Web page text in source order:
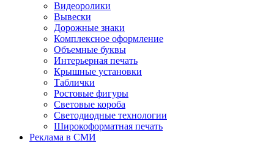
Видеоролики
Вывески
Дорожные знаки
Комплексное оформление
Объемные буквы
Интерьерная печать
Крышные установки
Таблички
Ростовые фигуры
Световые короба
Светодиодные технологии
Широкоформатная печать
Реклама в СМИ